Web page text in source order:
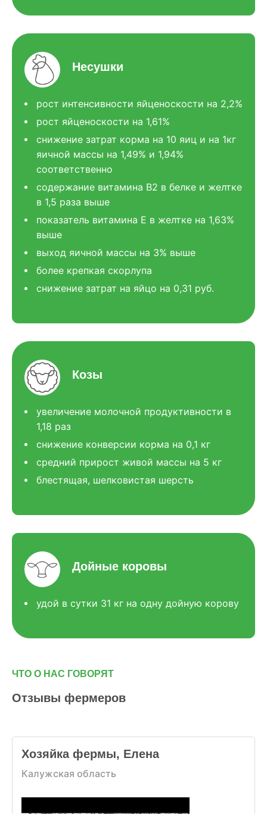
Несушки
рост интенсивности яйценоскости на 2,2%
рост яйценоскости на 1,61%
снижение затрат корма на 10 яиц и на 1кг
яичной массы на 1,49% и 1,94%
соответственно
содержание витамина В2 в белке и желтке
в 1,5 раза выше
показатель витамина Е в желтке на 1,63%
выше
выход яичной массы на 3% выше
более крепкая скорлупа
снижение затрат на яйцо на 0,31 руб.
Козы
увеличение молочной продуктивности в
1,18 раз
снижение конверсии корма на 0,1 кг
средний прирост живой массы на 5 кг
блестящая, шелковистая шерсть
Дойные коровы
удой в сутки 31 кг на одну дойную корову
ЧТО О НАС ГОВОРЯТ
Отзывы фермеров
Хозяйка фермы, Елена
Калужская область